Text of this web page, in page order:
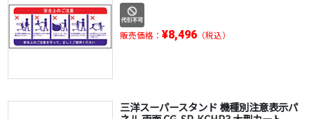
販売価格： ¥8,496（税込）
三洋スーパースタンド 機種別注意表示パ